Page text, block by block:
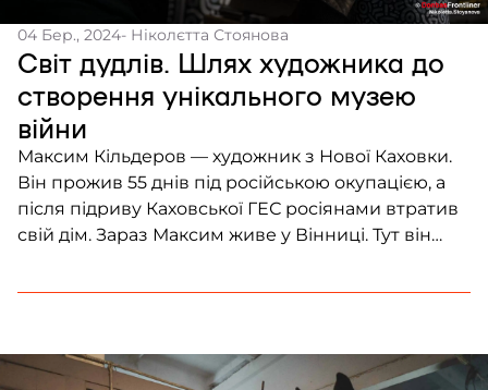
04 Бер., 2024- Ніколєтта Стоянова
Світ дудлів. Шлях художника до
створення унікального музею
війни
Максим Кільдеров — художник з Нової Каховки.
Він прожив 55 днів під російською окупацією, а
після підриву Каховської ГЕС росіянами втратив
свій дім. Зараз Максим живе у Вінниці. Тут він
російсько-української війни. Художник збирає